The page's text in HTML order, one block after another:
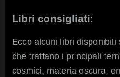
Libri consigliati:
Ecco alcuni libri disponibili
che trattano i principali
cosmici, materia oscura,